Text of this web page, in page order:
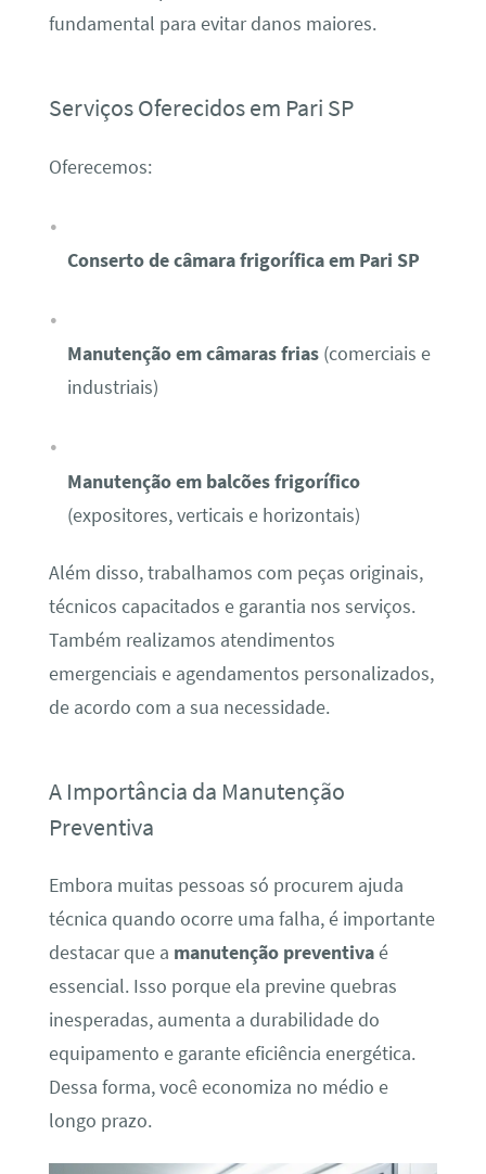
fundamental para evitar danos maiores.
Serviços Oferecidos em Pari SP
Oferecemos:
Conserto de câmara frigorífica em Pari SP
Manutenção em câmaras frias(comerciais e
industriais)
Manutenção em balcões frigorífico
(expositores, verticais e horizontais)
Além disso, trabalhamos com peças originais,
técnicos capacitados e garantia nos serviços.
Também realizamos atendimentos
emergenciais e agendamentos personalizados,
de acordo com a sua necessidade.
A Importância da Manutenção
Preventiva
Embora muitas pessoas só procurem ajuda
técnica quando ocorre uma falha, é importante
destacar que a manutenção preventivaé
essencial. Isso porque ela previne quebras
inesperadas, aumenta a durabilidade do
equipamento e garante eficiência energética.
Dessa forma, você economiza no médio e
longo prazo.